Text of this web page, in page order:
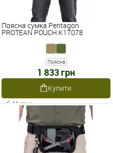
Поясна сумка Pentagon
PROTEAN POUCH K17078
Поясна
1 833 грн
Купити
Наявне